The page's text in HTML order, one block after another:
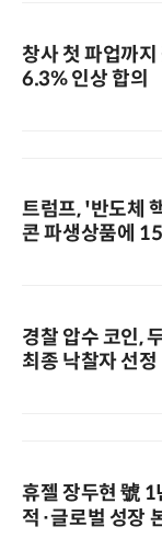
창사 첫 파업까
6.3% 인상 합의
트럼프, '반도체
콘 파생상품에
경찰 압수 코인,
최종 낙찰자 선정
휴젤 장두현 號
적·글로벌 성장